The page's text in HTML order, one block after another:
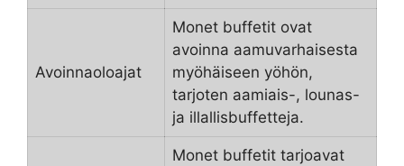
Avoinnaoloajat
Monet buffetit ovat
avoinna aamuvarhaisesta
myöhäiseen yöhön,
tarjoten aamiais-, lounas-
ja illallisbuffetteja.
Monet buffetit tarjoavat